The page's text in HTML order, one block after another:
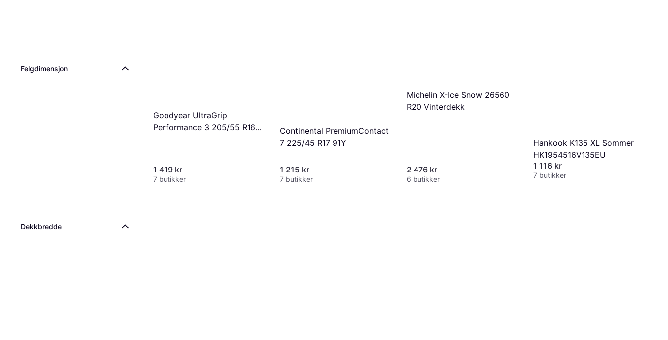
Felgdimensjon
Dekkbredde
Goodyear UltraGrip
Performance 3 205/55 R16
1 419 kr
7 butikker
Continental PremiumContact
7 225/45 R17 91Y
1 215 kr
7 butikker
Michelin X-Ice Snow 26560
R20 Vinterdekk
2 476 kr
6 butikker
Hankook K135 XL Sommer
HK1954516V135EU
1 116 kr
7 butikker